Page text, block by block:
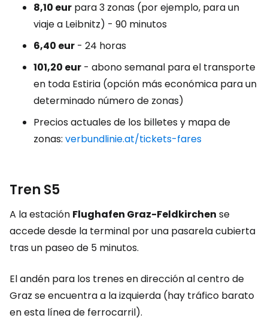
8,10 eur para 3 zonas (por ejemplo, para un
viaje a Leibnitz) - 90 minutos
6,40 eur - 24 horas
101,20 eur - abono semanal para el transporte
en toda Estiria (opción más económica para un
determinado número de zonas)
Precios actuales de los billetes y mapa de
zonas: verbundlinie.at/tickets-fares
Tren S5
A la estación Flughafen Graz-Feldkirchen se
accede desde la terminal por una pasarela cubierta
tras un paseo de 5 minutos.
El andén para los trenes en dirección al centro de
Graz se encuentra a la izquierda (hay tráfico barato
en esta línea de ferrocarril).